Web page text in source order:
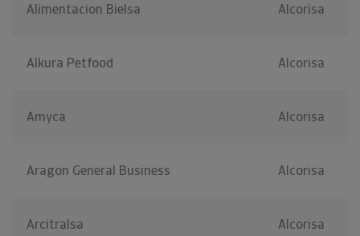
Alimentacion Bielsa Alcorisa
Alkura Petfood Alcorisa
Amyca Alcorisa
Aragon General Business Alcorisa
Arcitralsa Alcorisa